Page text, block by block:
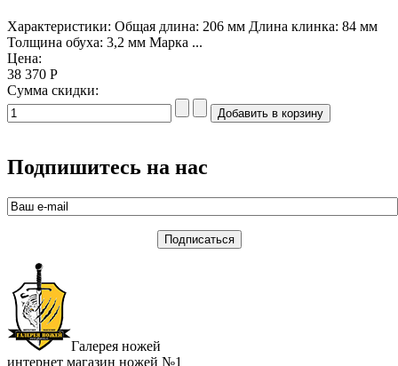
Характеристики: Общая длина: 206 мм Длина клинка: 84 мм
Толщина обуха: 3,2 мм Марка ...
Цена:
38 370 Р
Сумма скидки:
Подпишитесь на нас
Галерея ножей
интернет магазин ножей №1